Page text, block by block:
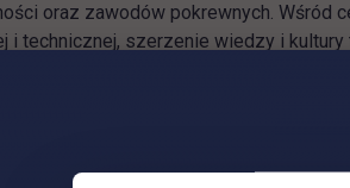
oraz zawodów pokrewnych. Wśród
i technicznej, szerzenie wiedzy i